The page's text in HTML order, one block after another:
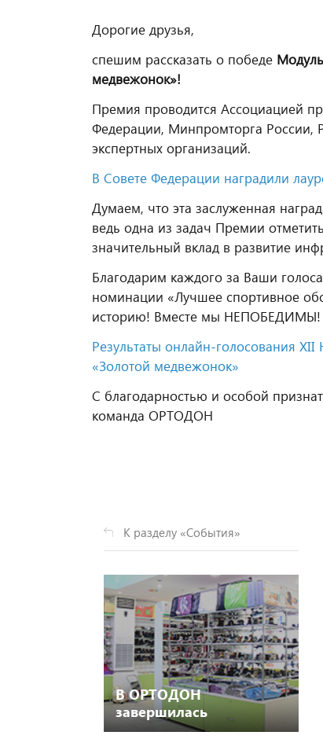
Дорогие друзья,
спешим рассказать о победе
медвежонок»!
Премия проводится Ассоциацией
Федерации, Минпромторга России,
экспертных организаций.
В Совете Федерации наградили
Думаем, что эта заслуженная
ведь одна из задач Премии
значительный вклад в развитие
Благодарим каждого за Ваши
номинации «Лучшее спортивное
историю! Вместе мы НЕПОБЕДИМЫ!
Результаты онлайн-голосования
«Золотой медвежонок»
С благодарностью и особой
команда ОРТОДОН
К разделу «События»
В ОРТОДОН
завершилась
реконструкция